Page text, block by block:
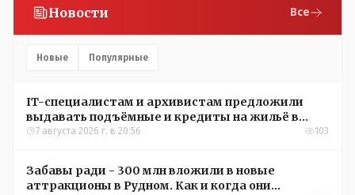
Новости Все
Новые Популярные
IT-специалистам и архивистам предложили
выдавать подъёмные и кредиты на жильё в
сёлах Казахстана
7 августа 2026 г. в 20:56 103
Забавы ради - 300 млн вложили в новые
аттракционы в Рудном. Как и когда они